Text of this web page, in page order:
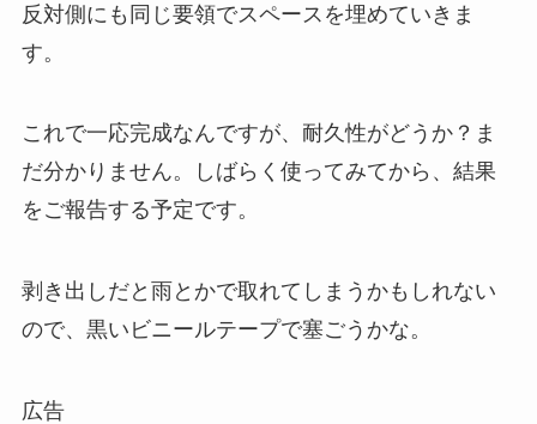
反対側にも同じ要領でスペースを埋めていきま
す。
これで一応完成なんですが、耐久性がどうか？ま
だ分かりません。しばらく使ってみてから、結果
をご報告する予定です。
剥き出しだと雨とかで取れてしまうかもしれない
ので、黒いビニールテープで塞ごうかな。
広告